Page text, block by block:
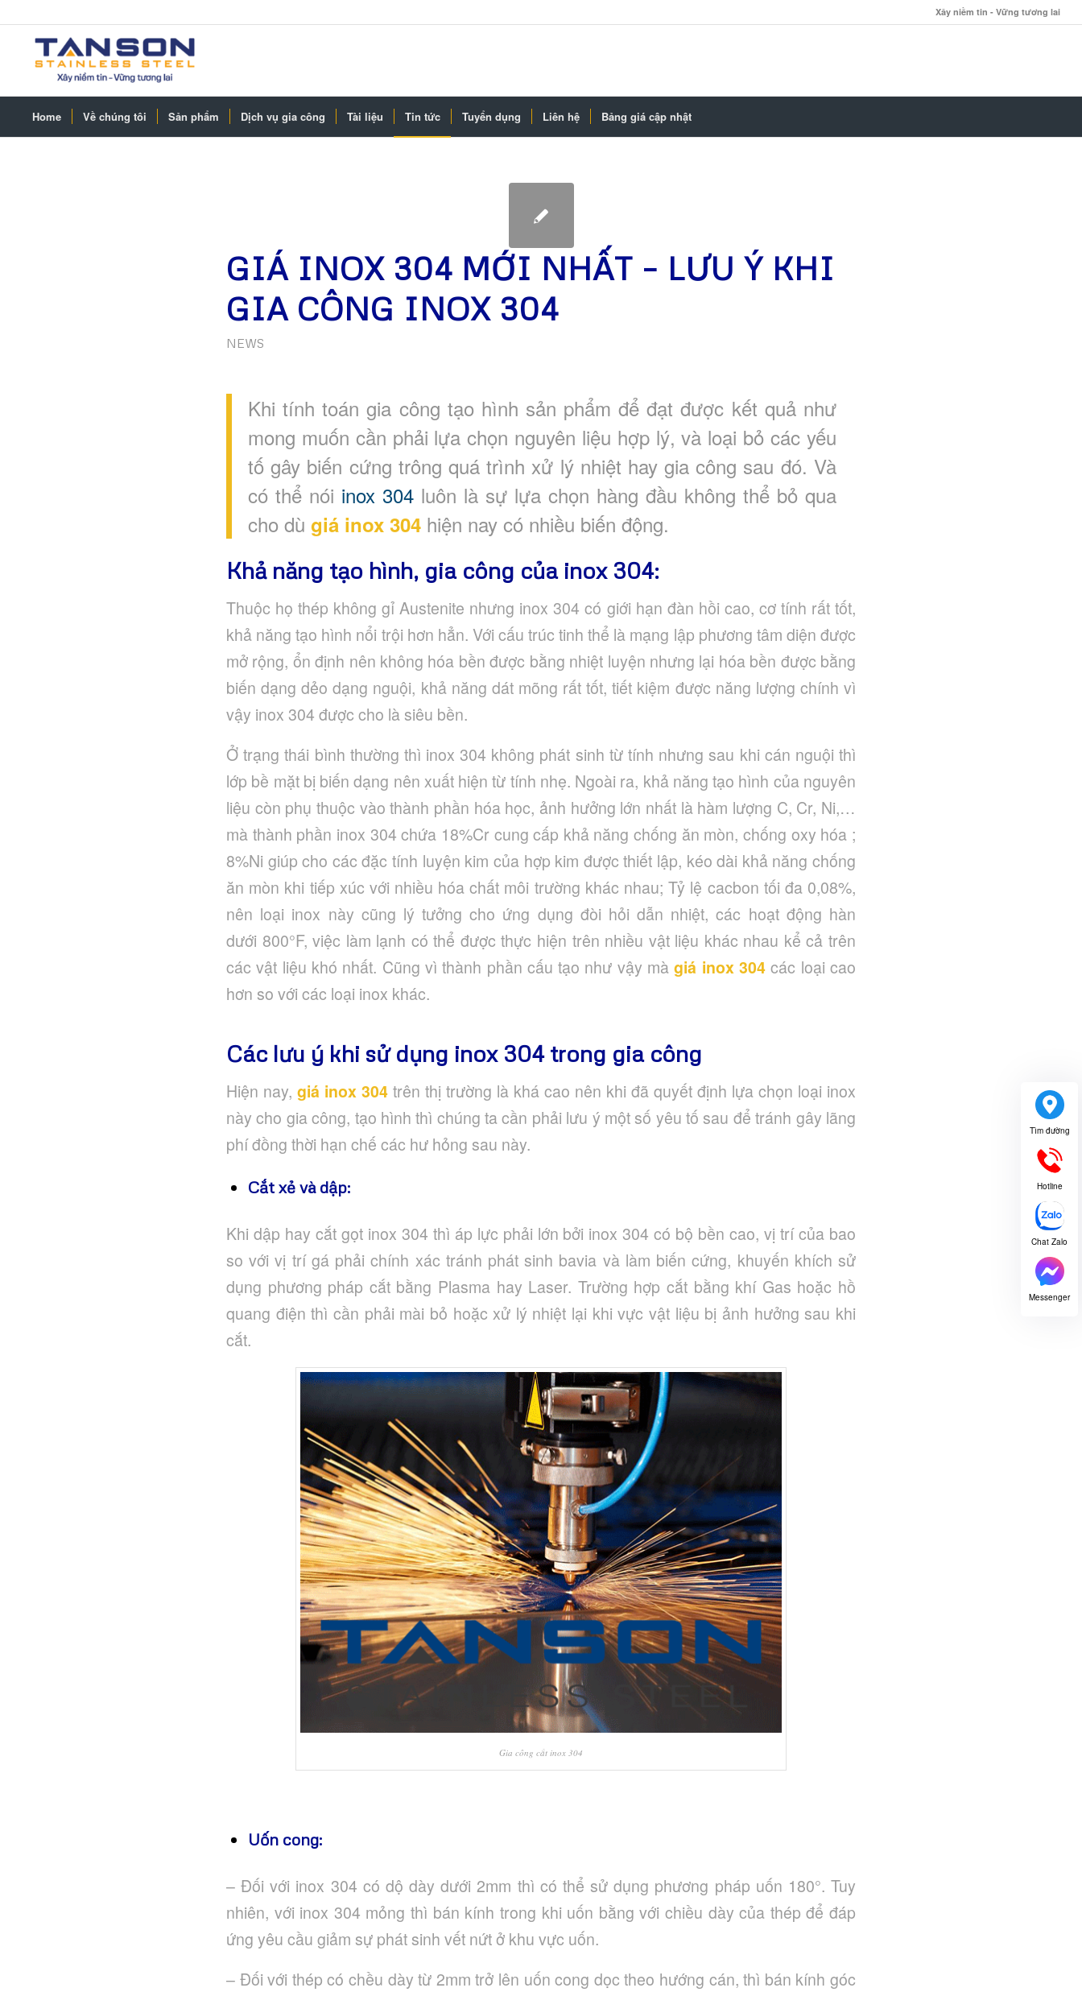
Xây niềm tin - Vững tương lai
Home Về chúng tôi Sản phẩm Dịch vụ gia công Tài liệu Tin tức Tuyển dụng Liên hệ Bảng giá cập nhật
GIÁ INOX 304 MỚI NHẤT – LƯU Ý KHI
GIA CÔNG INOX 304
NEWS
Khi tính toán gia công tạo hình sản phẩm để đạt được kết quả như
mong muốn cần phải lựa chọn nguyên liệu hợp lý, và loại bỏ các yếu
tố gây biến cứng trông quá trình xử lý nhiệt hay gia công sau đó. Và
có thể nói inox 304luôn là sự lựa chọn hàng đầu không thể bỏ qua
cho dù giá inox 304 hiện nay có nhiều biến động.
Khả năng tạo hình, gia công của inox 304:
Thuộc họ thép không gỉ Austenite nhưng inox 304 có giới hạn đàn hồi cao, cơ tính rất tốt,
khả năng tạo hình nổi trội hơn hẳn. Với cấu trúc tinh thể là mạng lập phương tâm diện được
mở rộng, ổn định nên không hóa bền được bằng nhiệt luyện nhưng lại hóa bền được bằng
biến dạng dẻo dạng nguội, khả năng dát mõng rất tốt, tiết kiệm được năng lượng chính vì
vậy inox 304 được cho là siêu bền.
Ở trạng thái bình thường thì inox 304 không phát sinh từ tính nhưng sau khi cán nguội thì
lớp bề mặt bị biến dạng nên xuất hiện từ tính nhẹ. Ngoài ra, khả năng tạo hình của nguyên
liệu còn phụ thuộc vào thành phần hóa học, ảnh hưởng lớn nhất là hàm lượng C, Cr, Ni,…
mà thành phần inox 304 chứa 18%Cr cung cấp khả năng chống ăn mòn, chống oxy hóa ;
8%Ni giúp cho các đặc tính luyện kim của hợp kim được thiết lập, kéo dài khả năng chống
ăn mòn khi tiếp xúc với nhiều hóa chất môi trường khác nhau; Tỷ lệ cacbon tối đa 0,08%,
nên loại inox này cũng lý tưởng cho ứng dụng đòi hỏi dẫn nhiệt, các hoạt động hàn
dưới 800°F, việc làm lạnh có thể được thực hiện trên nhiều vật liệu khác nhau kể cả trên
các vật liệu khó nhất. Cũng vì thành phần cấu tạo như vậy mà giá inox 304 các loại cao
hơn so với các loại inox khác.
Các lưu ý khi sử dụng inox 304 trong gia công
Hiện nay, giá inox 304 trên thị trường là khá cao nên khi đã quyết định lựa chọn loại inox
này cho gia công, tạo hình thì chúng ta cần phải lưu ý một số yêu tố sau để tránh gây lãng
phí đồng thời hạn chế các hư hỏng sau này.
Cắt xẻ và dập:
Khi dập hay cắt gọt inox 304 thì áp lực phải lớn bởi inox 304 có bộ bền cao, vị trí của bao
so với vị trí gá phải chính xác tránh phát sinh bavia và làm biến cứng, khuyến khích sử
dụng phương pháp cắt bằng Plasma hay Laser. Trường hợp cắt bằng khí Gas hoặc hồ
quang điện thì cần phải mài bỏ hoặc xử lý nhiệt lại khi vực vật liệu bị ảnh hưởng sau khi
cắt.
Gia công cắt inox 304
Uốn cong:
– Đối với inox 304 có dộ dày dưới 2mm thì có thể sử dụng phương pháp uốn 180°. Tuy
nhiên, với inox 304 mỏng thì bán kính trong khi uốn bằng với chiều dày của thép để đáp
ứng yêu cầu giảm sự phát sinh vết nứt ở khu vực uốn.
– Đối với thép có chều dày từ 2mm trở lên uốn cong dọc theo hướng cán, thì bán kính góc
Tìm đường
Hotline
Chat Zalo
Messenger